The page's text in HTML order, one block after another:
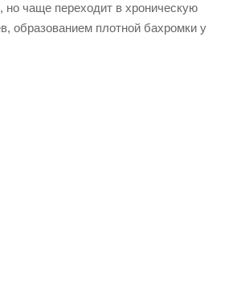
чаще переходит в хроническую
образованием плотной бахромки у